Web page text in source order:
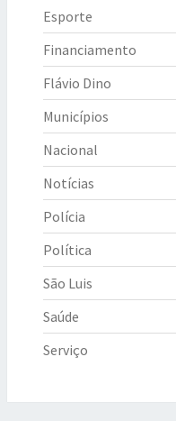
Esporte
Financiamento
Flávio Dino
Municípios
Nacional
Notícias
Polícia
Política
São Luis
Saúde
Serviço